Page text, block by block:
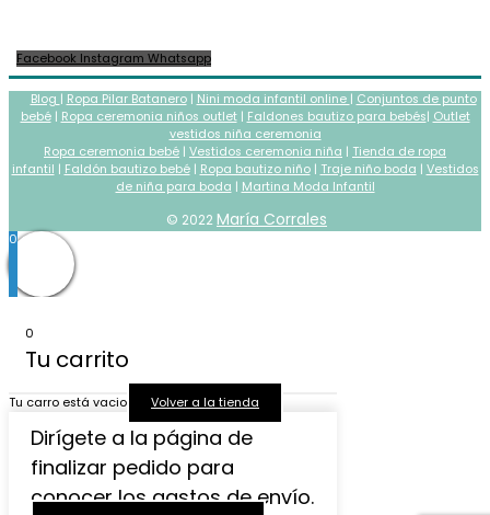
Facebook Instagram Whatsapp
Blog | Ropa Pilar Batanero| Nini moda infantil online | Conjuntos de punto
bebé| Ropa ceremonia niños outlet| Faldones bautizo para bebés| Outlet
vestidos niña ceremonia
Ropa ceremonia bebé | Vestidos ceremonia niña | Tienda de ropa
infantil | Faldón bautizo bebé| Ropa bautizo niño| Traje niño boda | Vestidos
de niña para boda | Martina Moda Infantil
© 2022María Corrales
0
0
Tu carrito
Tu carro está vacio Volver a la tienda
Dirígete a la página de
finalizar pedido para
conocer los gastos de envío.